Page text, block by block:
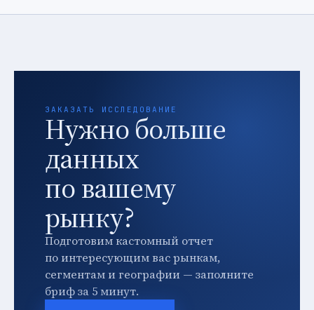
ЗАКАЗАТЬ ИССЛЕДОВАНИЕ
Нужно больше
данных
по вашему
рынку?
Подготовим кастомный отчет
по интересующим вас рынкам,
сегментам и географии — заполните
бриф за 5 минут.